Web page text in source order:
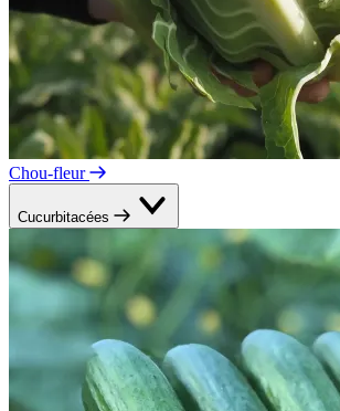
Chou-fleur
Cucurbitacées